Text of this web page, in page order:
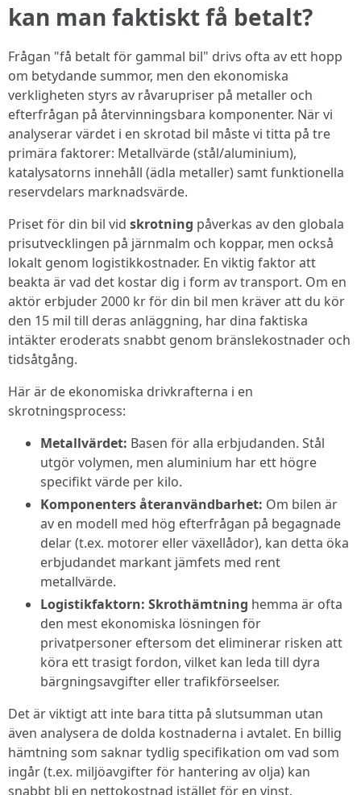
kan man faktiskt få betalt?
Frågan "få betalt för gammal bil" drivs ofta av ett hopp
om betydande summor, men den ekonomiska
verkligheten styrs av råvarupriser på metaller och
efterfrågan på återvinningsbara komponenter. När vi
analyserar värdet i en skrotad bil måste vi titta på tre
primära faktorer: Metallvärde (stål/aluminium),
katalysatorns innehåll (ädla metaller) samt funktionella
reservdelars marknadsvärde.
Priset för din bil vid skrotning påverkas av den globala
prisutvecklingen på järnmalm och koppar, men också
lokalt genom logistikkostnader. En viktig faktor att
beakta är vad det kostar dig i form av transport. Om en
aktör erbjuder 2000 kr för din bil men kräver att du kör
den 15 mil till deras anläggning, har dina faktiska
intäkter eroderats snabbt genom bränslekostnader och
tidsåtgång.
Här är de ekonomiska drivkrafterna i en
skrotningsprocess:
Metallvärdet: Basen för alla erbjudanden. Stål
utgör volymen, men aluminium har ett högre
specifikt värde per kilo.
Komponenters återanvändbarhet: Om bilen är
av en modell med hög efterfrågan på begagnade
delar (t.ex. motorer eller växellådor), kan detta öka
erbjudandet markant jämfets med rent
metallvärde.
Logistikfaktorn: Skrothämtning hemma är ofta
den mest ekonomiska lösningen för
privatpersoner eftersom det eliminerar risken att
köra ett trasigt fordon, vilket kan leda till dyra
bärgningsavgifter eller trafikförseelser.
Det är viktigt att inte bara titta på slutsumman utan
även analysera de dolda kostnaderna i avtalet. En billig
hämtning som saknar tydlig specifikation om vad som
ingår (t.ex. miljöavgifter för hantering av olja) kan
snabbt bli en nettokostnad istället för en vinst.